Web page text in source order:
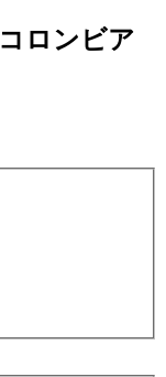
ロンビア